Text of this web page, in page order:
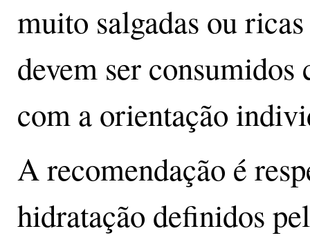
muito salgadas ou
devem ser
com a orientação
A recomendação é
hidratação definidos